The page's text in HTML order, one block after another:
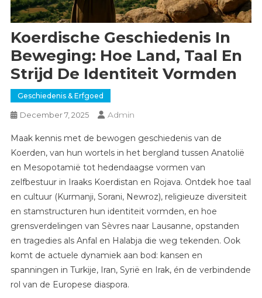
Koerdische Geschiedenis In
Beweging: Hoe Land, Taal En
Strijd De Identiteit Vormden
Geschiedenis & Erfgoed
December 7, 2025 Admin
Maak kennis met de bewogen geschiedenis van de
Koerden, van hun wortels in het bergland tussen Anatolië
en Mesopotamië tot hedendaagse vormen van
zelfbestuur in Iraaks Koerdistan en Rojava. Ontdek hoe taal
en cultuur (Kurmanji, Sorani, Newroz), religieuze diversiteit
en stamstructuren hun identiteit vormden, en hoe
grensverdelingen van Sèvres naar Lausanne, opstanden
en tragedies als Anfal en Halabja die weg tekenden. Ook
komt de actuele dynamiek aan bod: kansen en
spanningen in Turkije, Iran, Syrië en Irak, én de verbindende
rol van de Europese diaspora.